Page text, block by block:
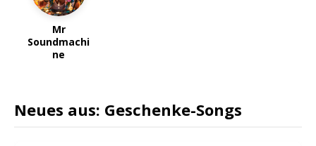
Mr
Soundmachi
ne
Neues aus: Geschenke-Songs